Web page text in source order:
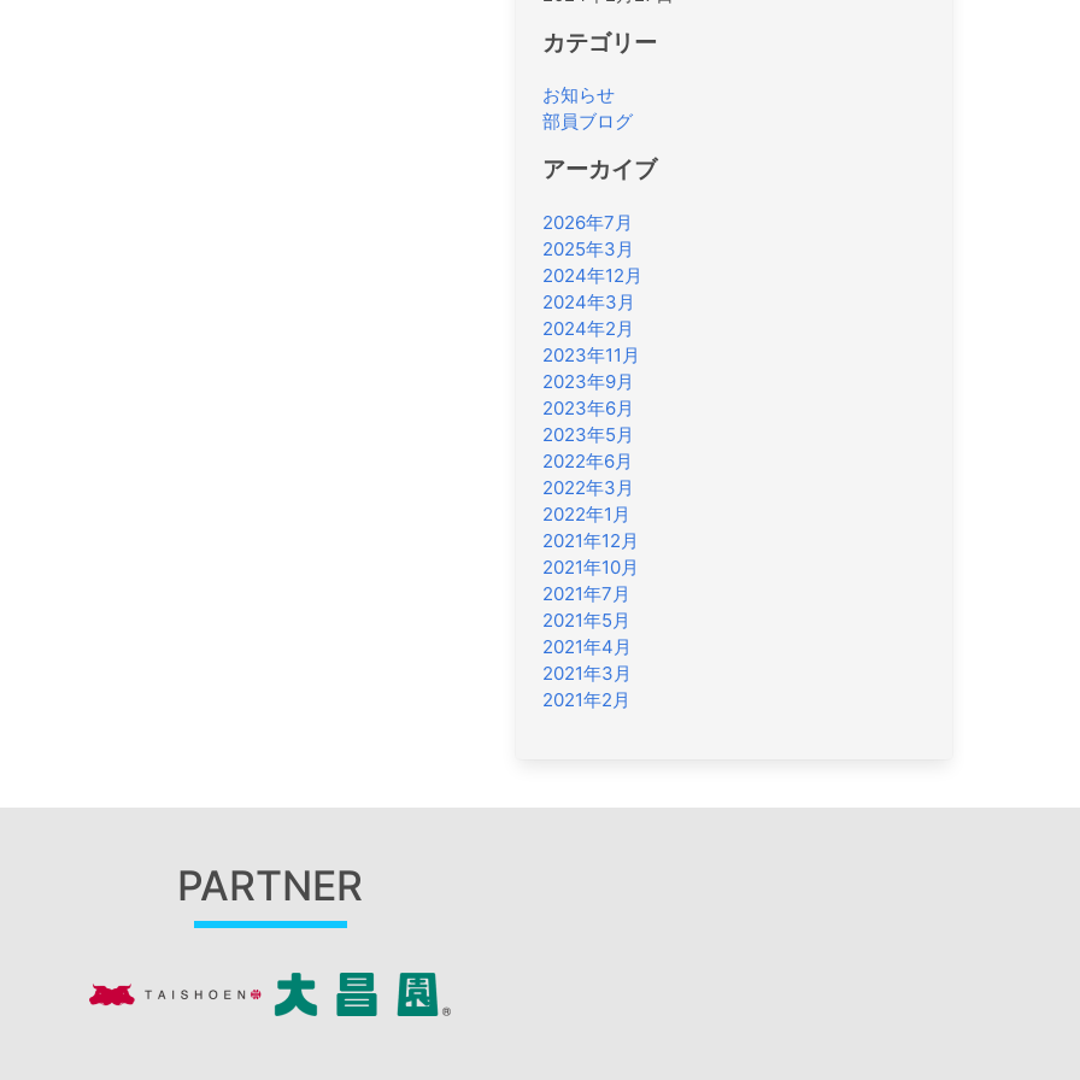
カテゴリー
お知らせ
部員ブログ
アーカイブ
2026年7月
2025年3月
2024年12月
2024年3月
2024年2月
2023年11月
2023年9月
2023年6月
2023年5月
2022年6月
2022年3月
2022年1月
2021年12月
2021年10月
2021年7月
2021年5月
2021年4月
2021年3月
2021年2月
PARTNER